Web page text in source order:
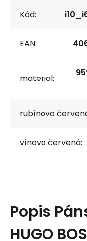
Kód:
EAN:
material:
rubínovo
vínovo červená:
Popis
HUGO